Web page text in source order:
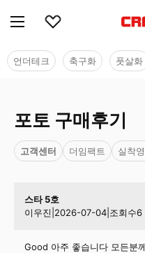
언더테크 축구화 풋살화
포토 구매후기
고객센터 더임팩트 실착
스타 5호
이우진 2026-07-04 조회수6
Good 아주 좋습니다 모든분